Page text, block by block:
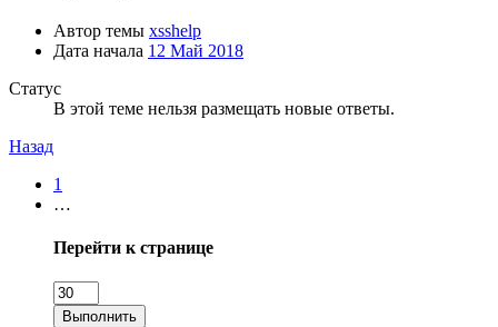
Автор темы xsshelp
Дата начала 12 Май 2018
Статус
В этой теме нельзя размещать новые ответы.
Назад
1
…
Перейти к странице
Выполнить